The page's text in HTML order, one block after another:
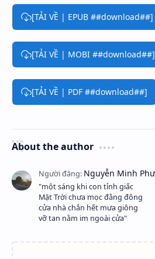
[TẢI VỀ | EPUB ##download##]
[TẢI VỀ | MOBI ##download##]
[TẢI VỀ | PDF ##download##]
About the author
"một sáng khi con tỉnh giấc
Mặt Trời chưa mọc đằng đông
cửa nhà chắn hết mưa giông
vỡ tan nằm im ngoài cửa"